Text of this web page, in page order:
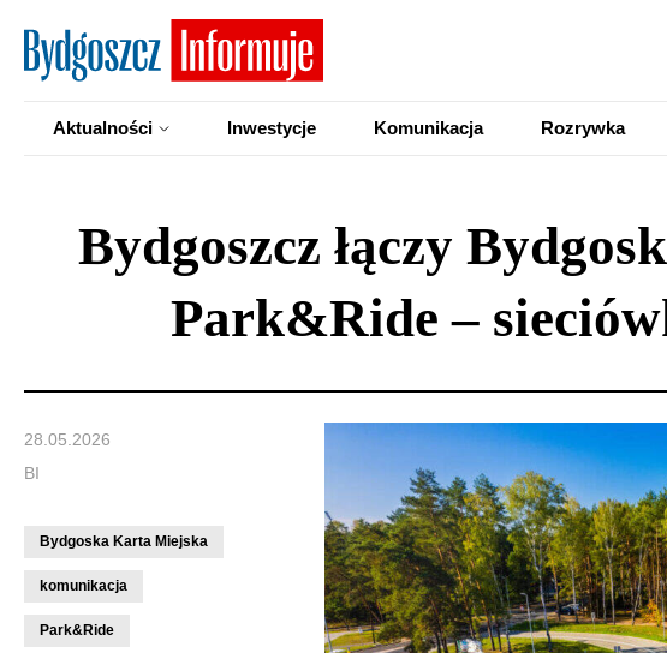
Aktualności Inwestycje Komunikacja Rozrywka
Bydgoszcz łączy
Park&Ride –
28.05.2026
BI
Bydgoska Karta Miejska
komunikacja
Park&Ride